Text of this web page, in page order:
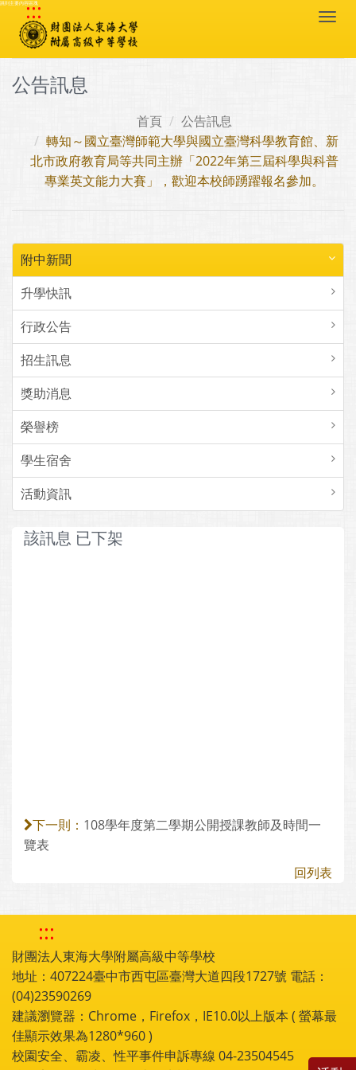
跳到主要內容區塊
:::
公告訊息
首頁
公告訊息
轉知～國立臺灣師範大學與國立臺灣科學教育館、新
北市政府教育局等共同主辦「2022年第三屆科學與科普
專業英文能力大賽」，歡迎本校師踴躍報名參加。
附中新聞
升學快訊
行政公告
招生訊息
獎助消息
榮譽榜
學生宿舍
活動資訊
該訊息 已下架
下一則： 108學年度第二學期公開授課教師及時間一
覽表
回列表
:::
財團法人東海大學附屬高級中等學校
地址：407224臺中市西屯區臺灣大道四段1727號 電話：
(04)23590269
建議瀏覽器：Chrome，Firefox，IE10.0以上版本 ( 螢幕最
佳顯示效果為1280*960 )
校園安全、霸凌、性平事件申訴專線 04-23504545